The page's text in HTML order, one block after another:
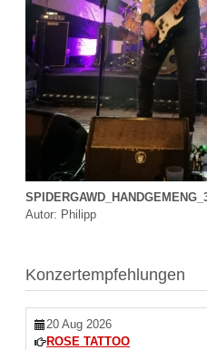
Autor: Philipp
Konzertempfehlungen
20 Aug 2026
ROSE TATTOO